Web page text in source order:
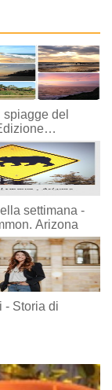
spiagge del
settimana -
Arizona
- Storia di